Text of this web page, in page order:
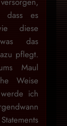
dass es
diese
das
pflegt.
Maul
Weise
ich